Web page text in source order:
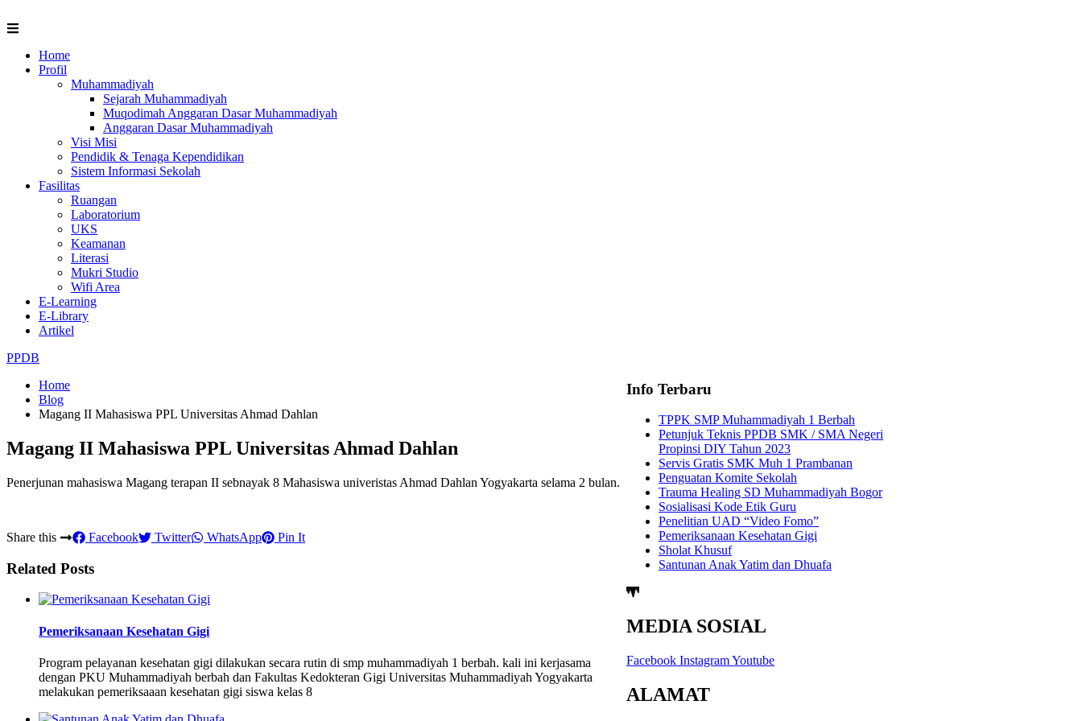
to
Home
Profil
Muhammadiyah
Sejarah Muhammadiyah
Muqodimah Anggaran Dasar Muhammadiyah
Anggaran Dasar Muhammadiyah
Visi Misi
Pendidik & Tenaga Kependidikan
Sistem Informasi Sekolah
Fasilitas
Ruangan
Laboratorium
UKS
Keamanan
Literasi
Mukri Studio
Wifi Area
E-Learning
E-Library
Artikel
PPDB
Home
Blog
Magang II Mahasiswa PPL Universitas Ahmad Dahlan
Magang II Mahasiswa PPL Universitas Ahmad Dahlan
Penerjunan mahasiswa Magang terapan II sebnayak 8 Mahasiswa univeristas Ahmad Dahlan Yogyakarta selama 2 bulan.
Share this Facebook Twitter WhatsApp Pin It
Related Posts
Pemeriksanaan Kesehatan Gigi
Program pelayanan kesehatan gigi dilakukan secara rutin di smp muhammadiyah 1 berbah. kali ini kerjasama
dengan PKU Muhammadiyah berbah dan Fakultas Kedokteran Gigi Universitas Muhammadiyah Yogyakarta
melakukan pemeriksaaan kesehatan gigi siswa kelas 8
Info Terbaru
TPPK SMP Muhammadiyah 1 Berbah
Petunjuk Teknis PPDB SMK / SMA Negeri
Propinsi DIY Tahun 2023
Servis Gratis SMK Muh 1 Prambanan
Penguatan Komite Sekolah
Trauma Healing SD Muhammadiyah Bogor
Sosialisasi Kode Etik Guru
Penelitian UAD “Video Fomo”
Pemeriksanaan Kesehatan Gigi
Sholat Khusuf
Santunan Anak Yatim dan Dhuafa
MEDIA SOSIAL
Facebook InstagramYoutube
ALAMAT